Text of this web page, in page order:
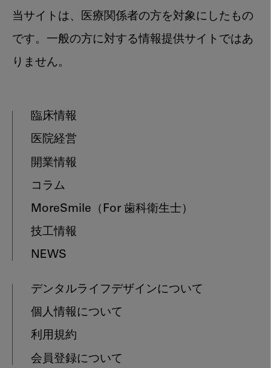
当サイトは、医療関係者の方を対象にしたもの
です。一般の方に対する情報提供サイトではあ
りません。
臨床情報
医院経営
開業情報
コラム
MoreSmile （For 歯科衛生士）
技工情報
NEWS
デンタルライフデザインについて
個人情報について
利用規約
会員登録について